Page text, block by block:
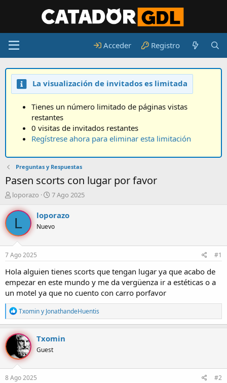
Acceder Registro
La visualización de invitados es limitada
Tienes un número limitado de páginas vistas
restantes
0 visitas de invitados restantes
Regístrese ahora para eliminar esta limitación
Preguntas y Respuestas
Pasen scorts con lugar por favor
A
t
d
e
l
e
m
a
loporazo
F
c
a
e
n
i
c
i
o
7 Ago 2025
L loporazo
Nuevo
7 Ago 2025 #1
Hola alguien tienes scorts que tengan lugar ya que acabo de
empezar en este mundo y me da vergüenza ir a estéticas o a
un motel ya que no cuento con carro porfavor
R
e
a
c
c
i
o
n
e
Txominy JonathandeHuentis
Txomin
Guest
8 Ago 2025 #2